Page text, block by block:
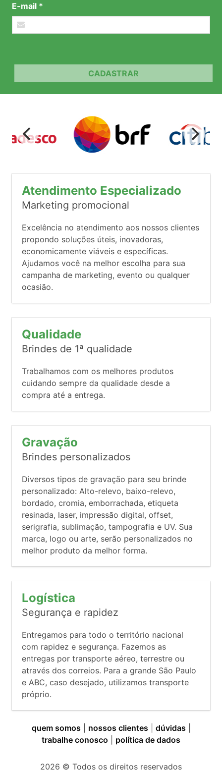
E-mail *
CADASTRAR
Atendimento Especializado
Marketing promocional
Excelência no atendimento aos nossos clientes
propondo soluções úteis, inovadoras,
economicamente viáveis e específicas.
Ajudamos você na melhor escolha para sua
campanha de marketing, evento ou qualquer
ocasião.
Qualidade
Brindes de 1ª qualidade
Trabalhamos com os melhores produtos
cuidando sempre da qualidade desde a
compra até a entrega.
Gravação
Brindes personalizados
Diversos tipos de gravação para seu brinde
personalizado: Alto-relevo, baixo-relevo,
bordado, cromia, emborrachada, etiqueta
resinada, laser, impressão digital, offset,
serigrafia, sublimação, tampografia e UV. Sua
marca, logo ou arte, serão personalizados no
melhor produto da melhor forma.
Logística
Segurança e rapidez
Entregamos para todo o território nacional
com rapidez e segurança. Fazemos as
entregas por transporte aéreo, terrestre ou
através dos correios. Para a grande São Paulo
e ABC, caso desejado, utilizamos transporte
próprio.
quem somos nossos clientes dúvidas
trabalhe conosco
política de dados
2026 © Todos os direitos reservados